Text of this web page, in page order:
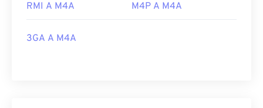
RMI A M4A M4P A M4A
3GA A M4A